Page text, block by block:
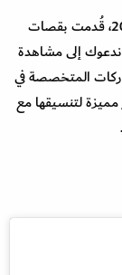
الساتان وهى الأبرز في صيف 2023، قُدمت بقصات
ندعوك إلى مشاهدة
المتخصصة في
مميزة لتنسيقها مع